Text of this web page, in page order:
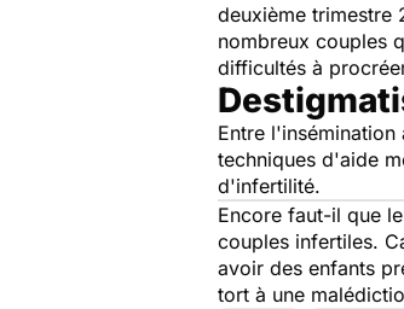
deuxième trimestre
nombreux couples
difficultés à
Entre
techniques d'aide
d'infertilité.
Encore faut-il que
couples infertiles.
avoir des enfants
tort à une